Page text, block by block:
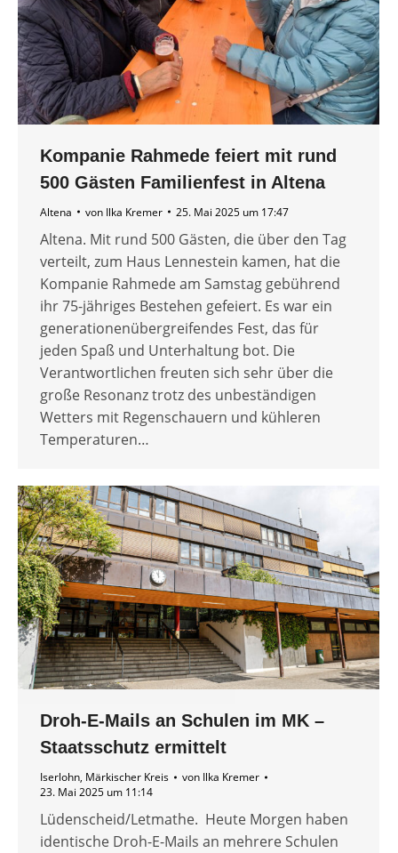
Kompanie Rahmede feiert mit rund
500 Gästen Familienfest in Altena
Altena von Ilka Kremer 25. Mai 2025 um 17:47
Altena. Mit rund 500 Gästen, die über den Tag
verteilt, zum Haus Lennestein kamen, hat die
Kompanie Rahmede am Samstag gebührend
ihr 75-jähriges Bestehen gefeiert. Es war ein
generationenübergreifendes Fest, das für
jeden Spaß und Unterhaltung bot. Die
Verantwortlichen freuten sich sehr über die
große Resonanz trotz des unbeständigen
Wetters mit Regenschauern und kühleren
Temperaturen…
Droh-E-Mails an Schulen im MK –
Staatsschutz ermittelt
Iserlohn, Märkischer Kreis von Ilka Kremer
23. Mai 2025 um 11:14
Lüdenscheid/Letmathe. Heute Morgen haben
identische Droh-E-Mails an mehrere Schulen